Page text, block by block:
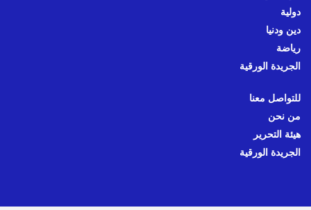
دولية
دين ودنيا
رياضة
الجريدة الورقية
للتواصل معنا
من نحن
هيئة التحرير
الجريدة الورقية